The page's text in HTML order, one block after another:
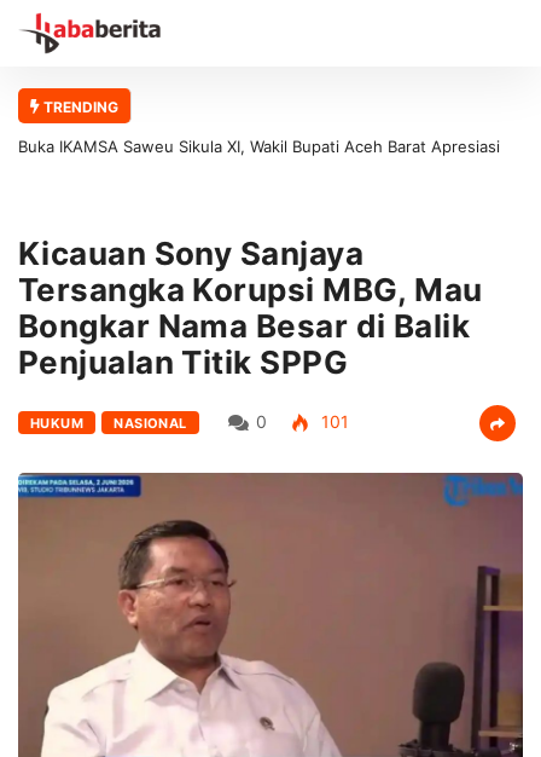
TRENDING
Buka IKAMSA Saweu Sikula XI, Wakil Bupati Aceh Barat Apresiasi
Kicauan Sony Sanjaya
Tersangka Korupsi MBG, Mau
Bongkar Nama Besar di Balik
Penjualan Titik SPPG
HUKUM NASIONAL 0 101